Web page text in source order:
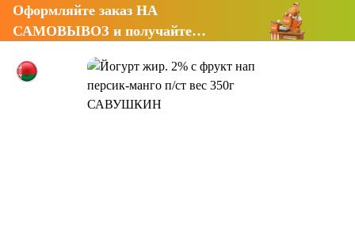
Оформляйте заказ НА
САМОВЫВОЗ и получайте